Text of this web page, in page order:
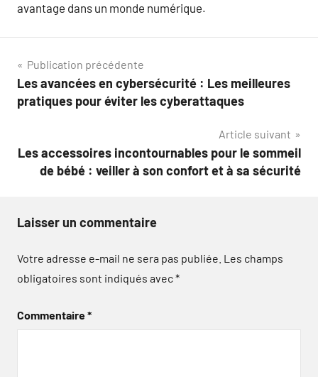
avantage dans un monde numérique.
Navigation
de
Publication précédente
Les avancées en cybersécurité : Les meilleures
pratiques pour éviter les cyberattaques
Article suivant
Les accessoires incontournables pour le sommeil
de bébé : veiller à son confort et à sa sécurité
Laisser un commentaire
Votre adresse e-mail ne sera pas publiée. Les champs
obligatoires sont indiqués avec*
Commentaire*